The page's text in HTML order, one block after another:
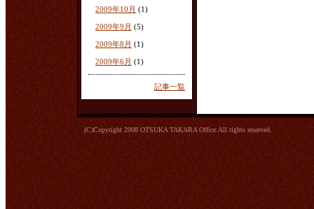
2009年10月 (1)
2009年9月 (5)
2009年8月 (1)
2009年6月 (1)
記事一覧
(C)Copyright 2008 OTSUKA TAKARA Office.All rights reserved.